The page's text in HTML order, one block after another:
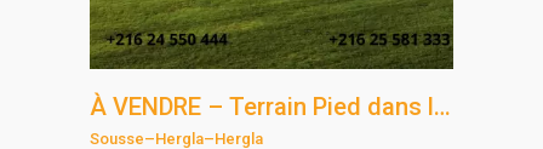
À VENDRE – Terrain Pied dans l’Eau à Hergla
Sousse–Hergla–Hergla